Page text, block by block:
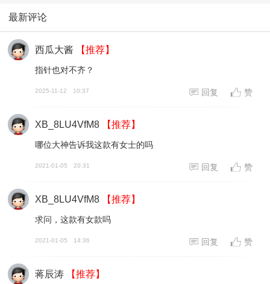
最新评论
西瓜大酱 【推荐】
指针也对不齐？
2025-11-12 10:37 回复 赞
XB_8LU4VfM8 【推荐】
哪位大神告诉我这款有女士的吗
2021-01-05 20:31 回复 赞
XB_8LU4VfM8 【推荐】
求问，这款有女款吗
2021-01-05 14:36 回复 赞
蒋辰涛 【推荐】